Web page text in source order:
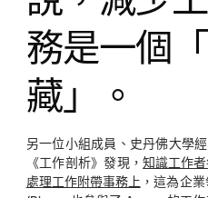
務是一個
藏」。
另一位小組成員、史丹佛大學
《工作剖析》發現，知識工作
處理工作附帶事務上 ，這為企